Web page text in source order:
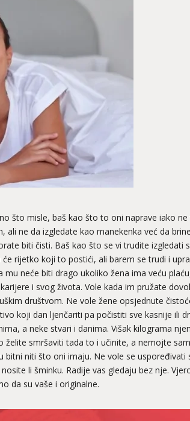
što misle, baš kao što to oni naprave iako ne
ne da izgledate kao manekenka već da
biti čisti. Baš kao što se vi trudite izgledati
rijetko koji to postići, ali barem se trudi i
neće biti drago ukoliko žena ima veću
i svog života. Vole kada im pružate
društvom. Ne vole žene opsjednute
koji dan ljenčariti pa počistiti sve kasnije ili
a neke stvari i danima. Višak kilograma
smršaviti tada to i učinite, a nemojte
bitni niti što oni imaju. Ne vole se uspoređivati
li šminku. Radije vas gledaju bez nje.
da su vaše i originalne.